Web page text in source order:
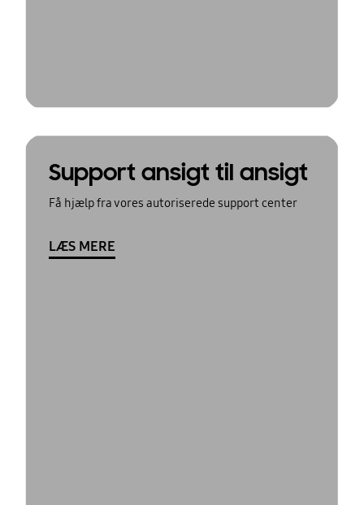
Support ansigt til ansigt
Få hjælp fra vores autoriserede support center
LÆS MERE